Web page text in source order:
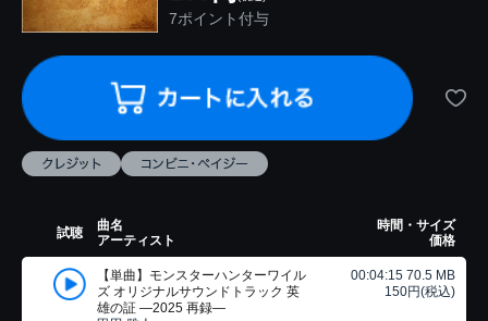
7ポイント付与
試聴
曲名
アーティスト
時間・サイズ
価格
【単曲】モンスターハンターワイル
ズ オリジナルサウンドトラック 英
雄の証 ―2025 再録―
00:04:15 70.5 MB
150円(税込)